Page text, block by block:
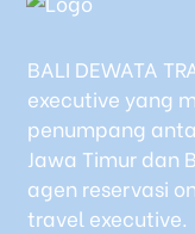
BALI DEWATA
executive yang
penumpang
Jawa Timur dan
agen reservasi
travel executive.